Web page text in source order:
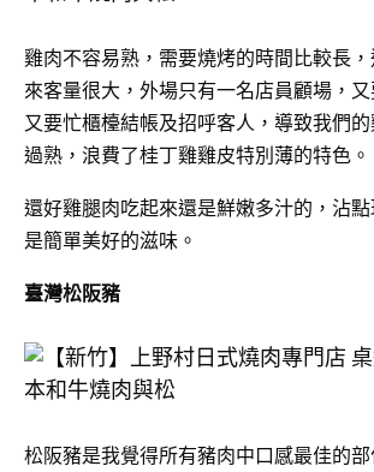
雞肉不容易熟，需要燒烤的時間比較長
來客量很大，外場只有一名店員顧場，又
又要忙櫃檯結帳及招呼客人，導致我們
過熟，浪費了桂丁雞雞皮特別薄的特色。
還好雞腿肉吃起來還是鮮嫩多汁的，沾
是簡單美好的滋味。
臺灣松阪豬
松阪豬是我覺得所有豬肉中口感最佳的